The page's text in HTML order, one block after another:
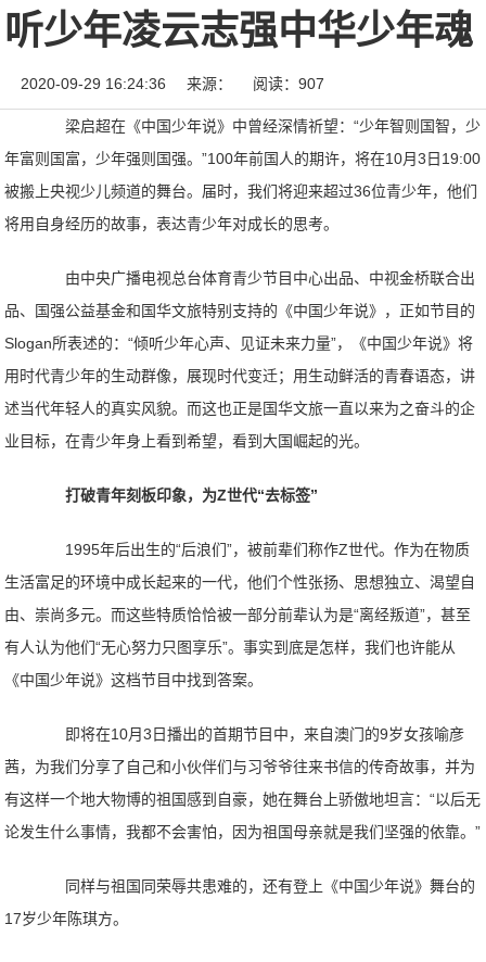
听少年凌云志强中华少年魂
2020-09-29 16:24:36 来源： 阅读：907
梁启超在《中国少年说》中曾经深情祈望：“少年智则国智，少
年富则国富，少年强则国强。”100年前国人的期许，将在10月3日19:00
被搬上央视少儿频道的舞台。届时，我们将迎来超过36位青少年，他们
将用自身经历的故事，表达青少年对成长的思考。
由中央广播电视总台体育青少节目中心出品、中视金桥联合出
品、国强公益基金和国华文旅特别支持的《中国少年说》，正如节目的
Slogan所表述的：“倾听少年心声、见证未来力量”，《中国少年说》将
用时代青少年的生动群像，展现时代变迁；用生动鲜活的青春语态，讲
述当代年轻人的真实风貌。而这也正是国华文旅一直以来为之奋斗的企
业目标，在青少年身上看到希望，看到大国崛起的光。
打破青年刻板印象，为Z世代“去标签”
1995年后出生的“后浪们”，被前辈们称作Z世代。作为在物质
生活富足的环境中成长起来的一代，他们个性张扬、思想独立、渴望自
由、崇尚多元。而这些特质恰恰被一部分前辈认为是“离经叛道”，甚至
有人认为他们“无心努力只图享乐”。事实到底是怎样，我们也许能从
《中国少年说》这档节目中找到答案。
即将在10月3日播出的首期节目中，来自澳门的9岁女孩喻彦
茜，为我们分享了自己和小伙伴们与习爷爷往来书信的传奇故事，并为
有这样一个地大物博的祖国感到自豪，她在舞台上骄傲地坦言：“以后无
论发生什么事情，我都不会害怕，因为祖国母亲就是我们坚强的依靠。”
同样与祖国同荣辱共患难的，还有登上《中国少年说》舞台的
17岁少年陈琪方。